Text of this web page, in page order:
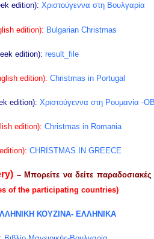
edition): Χριστούγεννα στη Βουλγαρία
edition): Bulgarian Christmas
edition): result_file
edition): Christmas in Portugal
edition): Χριστούγεννα στη Ρουμανία -
edition): Christmas in Romania
CHRISTMAS IN GREECE
– Μπορείτε να δείτε
of the participating countries)
ΚΟΥΖΙΝΑ- ΕΛΛΗΝΙΚΑ